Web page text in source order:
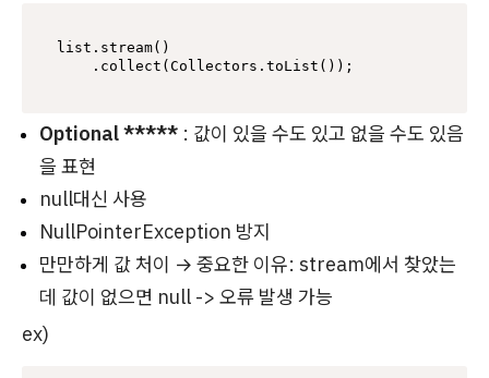
list.stream()
Optional ***** : 값이 있을 수도 있고 없을 수도 있음
을 표현
null대신 사용
NullPointerException 방지
만만하게 값 처이 → 중요한 이유: stream에서 찾았는
데 값이 없으면 null -> 오류 발생 가능
ex)